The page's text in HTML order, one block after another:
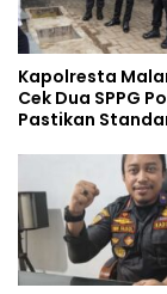
Kapolresta
Cek Dua SPPG
Pastikan
Pengelolaan
Berjalan Optimal